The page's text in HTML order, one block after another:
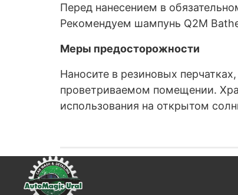
Перед нанесением в
Рекомендуем шампунь Q2M
Меры предосторожности
Наносите в резиновых
проветриваемом помещении.
использования на открытом